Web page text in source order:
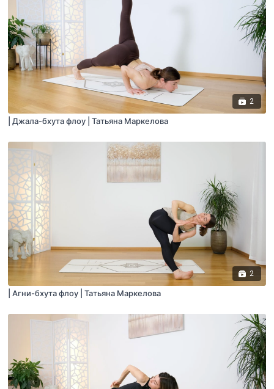
2
| Джала-бхута флоу | Татьяна Маркелова
2
| Агни-бхута флоу | Татьяна Маркелова